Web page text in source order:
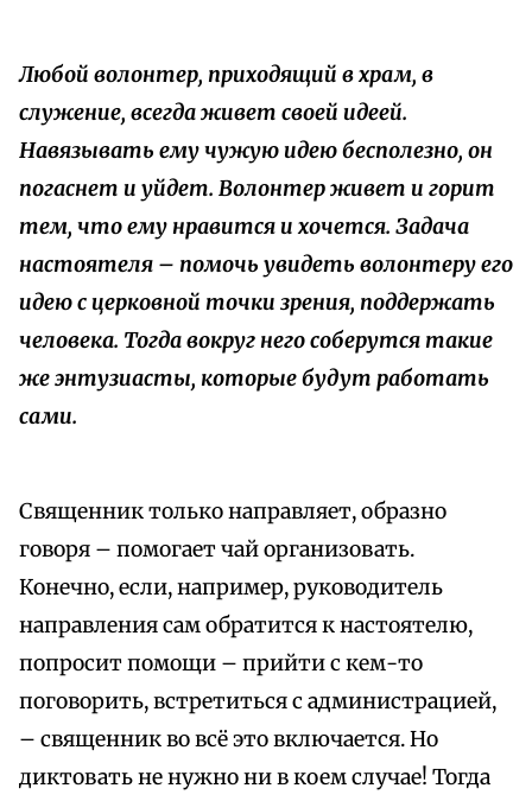
Любой волонтер, приходящий в храм, в
служение, всегда живет своей идеей.
Навязывать ему чужую идею бесполезно, он
погаснет и уйдет. Волонтер живет и горит
тем, что ему нравится и хочется. Задача
настоятеля – помочь увидеть волонтеру его
идею с церковной точки зрения, поддержать
человека. Тогда вокруг него соберутся такие
же энтузиасты, которые будут работать
сами.
Священник только направляет, образно
говоря – помогает чай организовать.
Конечно, если, например, руководитель
направления сам обратится к настоятелю,
попросит помощи – прийти с кем-то
поговорить, встретиться с администрацией,
– священник во всё это включается. Но
диктовать не нужно ни в коем случае! Тогда